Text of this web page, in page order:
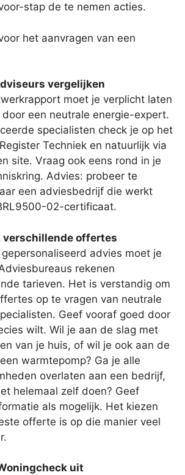
stap de te nemen acties.
het aanvragen van een
vergelijken
moet je verplicht laten
door een neutrale energie-expert.
specialisten check je op het
Techniek en natuurlijk via
site. Vraag ook eens rond in je
Advies: probeer te
een adviesbedrijf die werkt
02-certificaat.
verschillende offertes
advies moet je
rekenen
tarieven. Het is verstandig om
op te vragen van neutrale
Geef vooraf goed door
wilt. Wil je aan de slag met
van je huis, of wil je ook aan de
warmtepomp? Ga je alle
overlaten aan een bedrijf,
helemaal zelf doen? Geef
als mogelijk. Het kiezen
offerte is op die manier veel
uit